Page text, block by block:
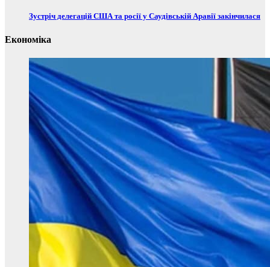
Зустріч делегацій США та росії у Саудівській Аравії закінчилася
Економіка